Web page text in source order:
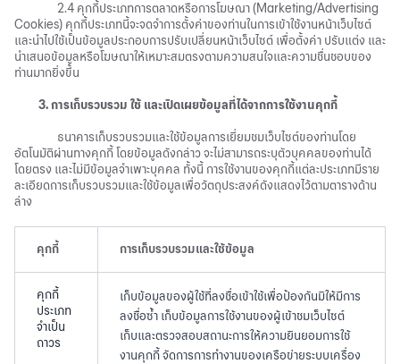
2.4 คุกกี้ประเภทการตลาดหรือการโฆษณา (Marketing/Advertising
Cookies) คุกกี้ประเภทนี้จะจดจำการตั้งค่าของท่านในการเข้าใช้งานหน้าเว็บไซต์
และนำไปใช้เป็นข้อมูลประกอบการปรับเปลี่ยนหน้าเว็บไซต์ เพื่อตั้งค่า ปรับแต่ง และ
นำเสนอข้อมูลหรือโฆษณาให้เหมาะสมตรงตามความสนใจและความชื่นชอบของ
ท่านมากยิ่งขึ้น
3. การเก็บรวบรวม ใช้ และเปิดเผยข้อมูลที่ได้จากการใช้งานคุกกี้
ธนาคารเก็บรวบรวมและใช้ข้อมูลการเยี่ยมชมเว็บไซต์ของท่านโดย
อัตโนมัติผ่านทางคุกกี้ โดยข้อมูลดังกล่าว จะไม่สามารถระบุตัวบุคคลของท่านได้
โดยตรง และไม่มีข้อมูลจำเพาะบุคคล ทั้งนี้ การใช้งานของคุกกี้แต่ละประเภทมีราย
ละเอียดการเก็บรวบรวมและใช้ข้อมูลเพื่อวัตถุประสงค์ดังแสดงไว้ตามตารางด้าน
ล่าง
คุกกี้ การเก็บรวบรวมและใช้ข้อมูล
คุกกี้
ประเภท
จำเป็น
ถาวร
เก็บข้อมูลของผู้ใช้ที่ลงชื่อเข้าใช้เพื่อป้องกันมิให้มีการ
ลงชื่อซ้ำ เก็บข้อมูลการใช้งานของผู้เข้าชมเว็บไซต์
เก็บและตรวจสอบสถานะการให้ความยินยอมการใช้
งานคุกกี้ จัดการการทำงานของเครือข่ายระบบเครื่อง